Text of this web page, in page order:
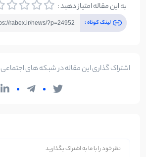
به این مقاله امتیاز دهید :
لینک کوتاه :
اشتراک گذاری این مقاله در شبکه های اجتماعی